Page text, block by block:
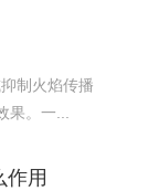
制火焰传播
。一...
作用